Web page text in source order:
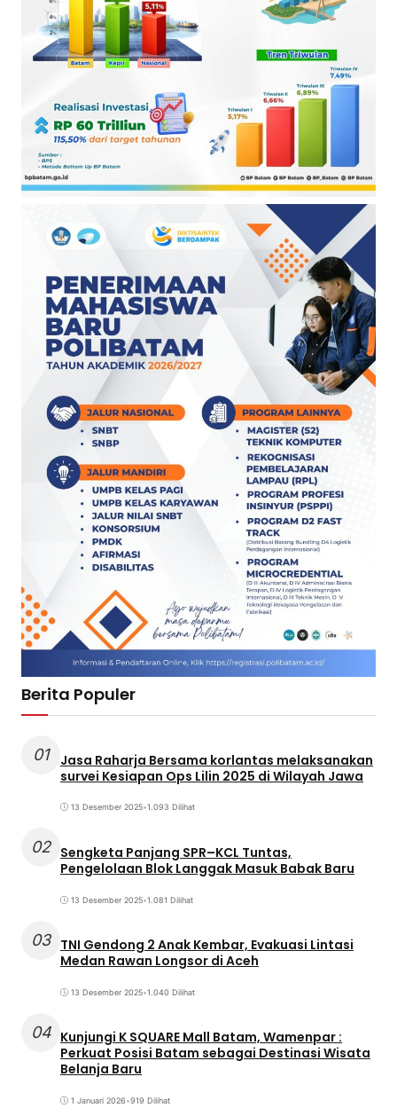
Berita Populer
01
Jasa Raharja Bersama korlantas melaksanakan
survei Kesiapan Ops Lilin 2025 di Wilayah Jawa
13 Desember 2025•1.093 Dilihat
02 Sengketa Panjang SPR–KCL Tuntas,
Pengelolaan Blok Langgak Masuk Babak Baru
13 Desember 2025•1.081 Dilihat
03 TNI Gendong 2 Anak Kembar, Evakuasi Lintasi
Medan Rawan Longsor di Aceh
13 Desember 2025•1.040 Dilihat
04 Kunjungi K SQUARE Mall Batam, Wamenpar :
Perkuat Posisi Batam sebagai Destinasi Wisata
Belanja Baru
1 Januari 2026•919 Dilihat